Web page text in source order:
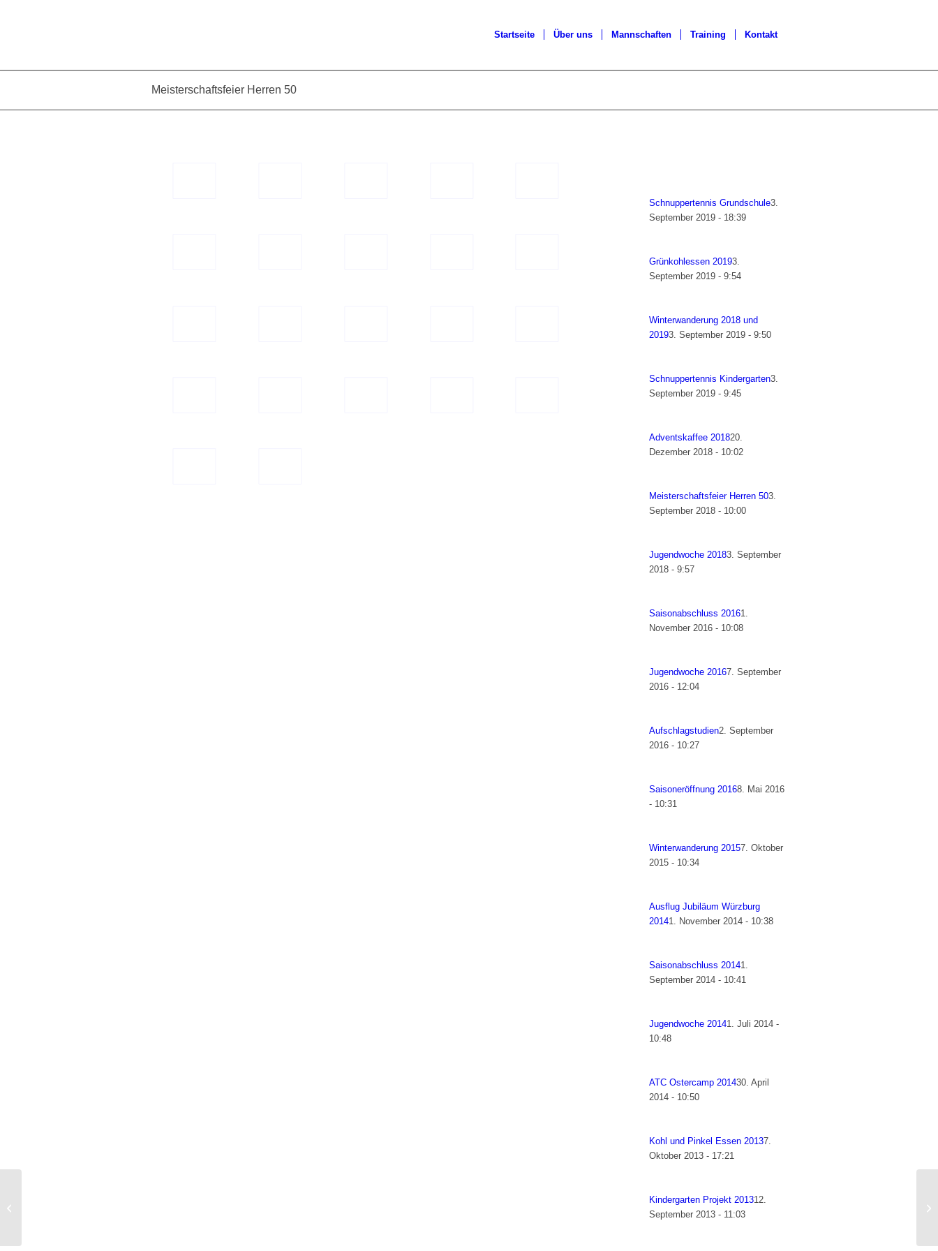
Startseite Über uns Mannschaften Training Kontakt
Meisterschaftsfeier Herren 50
Schnuppertennis Grundschule3.
September 2019 - 18:39
Grünkohlessen 20193.
September 2019 - 9:54
Winterwanderung 2018 und
20193. September 2019 - 9:50
Schnuppertennis Kindergarten3.
September 2019 - 9:45
Adventskaffee 201820.
Dezember 2018 - 10:02
Meisterschaftsfeier Herren 503.
September 2018 - 10:00
Jugendwoche 20183. September
2018 - 9:57
Saisonabschluss 20161.
November 2016 - 10:08
Jugendwoche 20167. September
2016 - 12:04
Aufschlagstudien2. September
2016 - 10:27
Saisoneröffnung 20168. Mai 2016
- 10:31
Winterwanderung 20157. Oktober
2015 - 10:34
Ausflug Jubiläum Würzburg
20141. November 2014 - 10:38
Saisonabschluss 20141.
September 2014 - 10:41
Jugendwoche 20141. Juli 2014 -
10:48
ATC Ostercamp 201430. April
2014 - 10:50
Kohl und Pinkel Essen 20137.
Oktober 2013 - 17:21
Kindergarten Projekt 201312.
September 2013 - 11:03